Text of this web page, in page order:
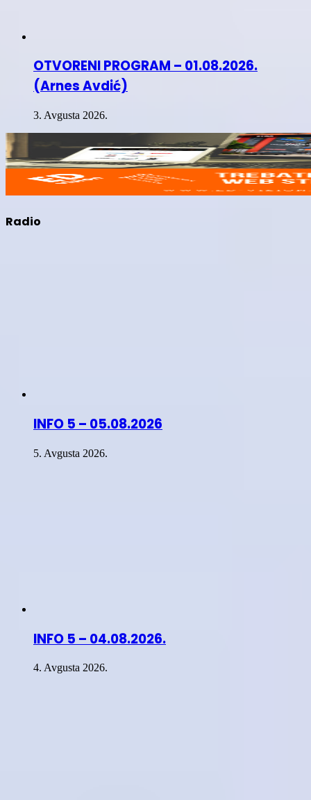
OTVORENI PROGRAM – 01.08.2026.
(Arnes Avdić)
3. Avgusta 2026.
Radio
INFO 5 – 05.08.2026
5. Avgusta 2026.
INFO 5 – 04.08.2026.
4. Avgusta 2026.